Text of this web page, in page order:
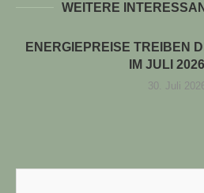
WEITERE
ENERGIEPREISE TREIBEN
IM JULI
30. Juli